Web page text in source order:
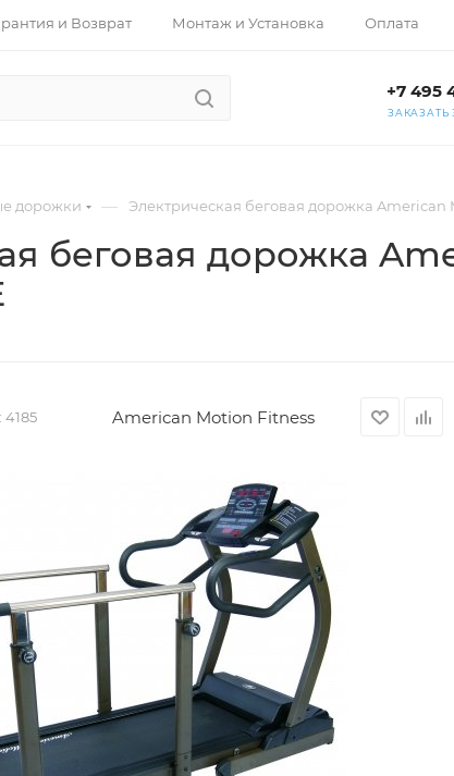
и Возврат Монтаж и Установка Оплата
+7 495
ЗАКАЗАТЬ
дорожки — Электрическая беговая дорожка American
беговая дорожка
4185 American Motion Fitness